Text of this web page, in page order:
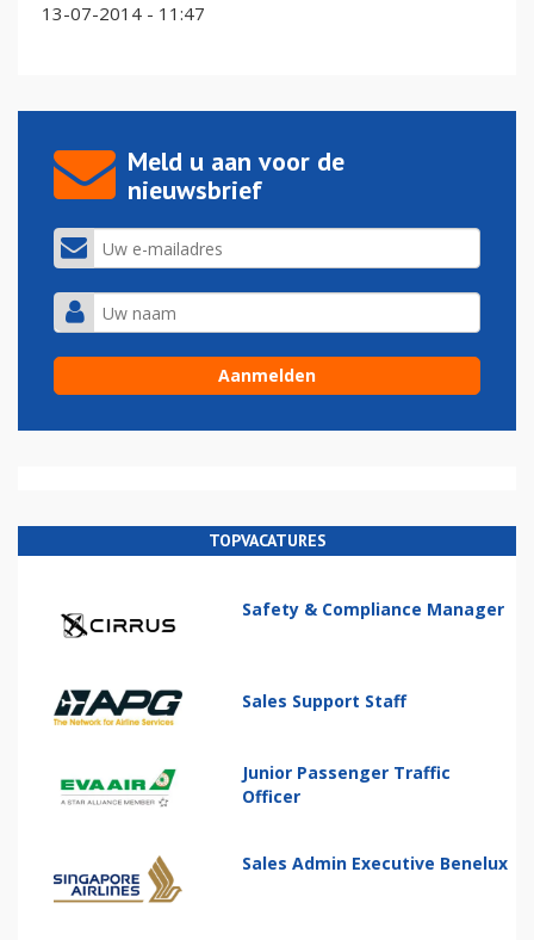
13-07-2014 - 11:47
Meld u aan voor de
nieuwsbrief
TOPVACATURES
Safety & Compliance Manager
Sales Support Staff
Junior Passenger Traffic
Officer
Sales Admin Executive Benelux